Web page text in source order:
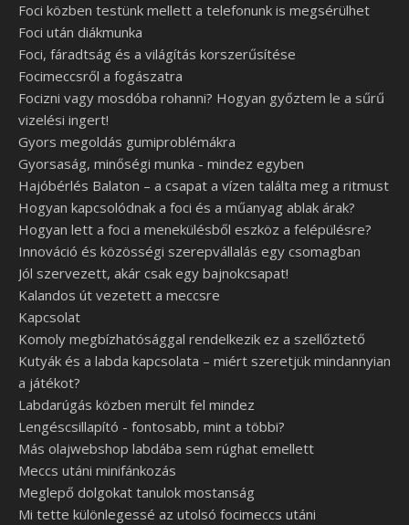
Foci közben testünk mellett a telefonunk is megsérülhet
Foci után diákmunka
Foci, fáradtság és a világítás korszerűsítése
Focimeccsről a fogászatra
Focizni vagy mosdóba rohanni? Hogyan győztem le a sűrű
vizelési ingert!
Gyors megoldás gumiproblémákra
Gyorsaság, minőségi munka - mindez egyben
Hajóbérlés Balaton – a csapat a vízen találta meg a ritmust
Hogyan kapcsolódnak a foci és a műanyag ablak árak?
Hogyan lett a foci a menekülésből eszköz a felépülésre?
Innováció és közösségi szerepvállalás egy csomagban
Jól szervezett, akár csak egy bajnokcsapat!
Kalandos út vezetett a meccsre
Kapcsolat
Komoly megbízhatósággal rendelkezik ez a szellőztető
Kutyák és a labda kapcsolata – miért szeretjük mindannyian
a játékot?
Labdarúgás közben merült fel mindez
Lengéscsillapító - fontosabb, mint a többi?
Más olajwebshop labdába sem rúghat emellett
Meccs utáni minifánkozás
Meglepő dolgokat tanulok mostanság
Mi tette különlegessé az utolsó focimeccs utáni